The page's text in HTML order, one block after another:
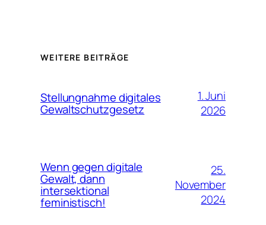
WEITERE BEITRÄGE
Stellungnahme digitales
Gewaltschutzgesetz
1. Juni
2026
Wenn gegen digitale
Gewalt, dann
intersektional
feministisch!
25.
November
2024